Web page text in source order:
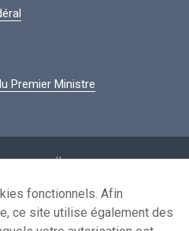
Premier Ministre
personnelles
réutilisation
nous
fonctionnels. Afin
ce site utilise également des